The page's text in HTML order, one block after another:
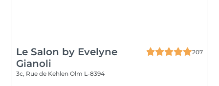
Le Salon by Evelyne
Gianoli
207
3c, Rue de Kehlen Olm L-8394